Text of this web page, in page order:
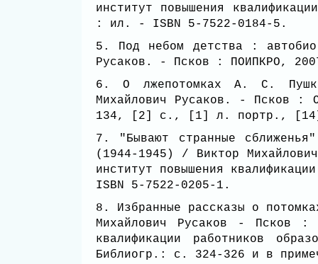
институт повышения
: ил. - ISBN 5-7522-0184-5.
5. Под небом детства :
Русаков. - Псков : ПОИПКРО,
6. О лжепотомках А. С.
Михайлович Русаков. - Псков :
134, [2] с., [1] л. портр.,
7. "Бывают странные
(1944-1945) / Виктор
институт повышения
ISBN 5-7522-0205-1.
8. Избранные рассказы о
Михайлович Русаков - Псков :
квалификации работников
Библиогр.: с. 324-326 и в